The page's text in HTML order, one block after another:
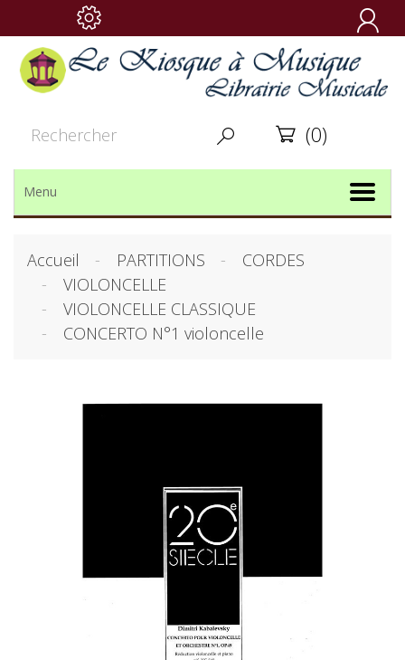

  (0)
Menu
Accueil PARTITIONS
CORDES
VIOLONCELLE
VIOLONCELLE CLASSIQUE
CONCERTO N°1 violoncelle